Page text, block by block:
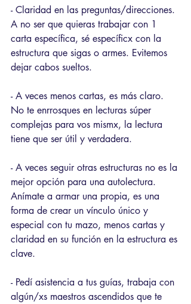
- Claridad en las preguntas/direcciones.
A no ser que quieras trabajar con 1
carta específica, sé específicx con la
estructura que sigas o armes. Evitemos
dejar cabos sueltos.
- A veces menos cartas, es más claro.
No te enrrosques en lecturas súper
complejas para vos mismx, la lectura
tiene que ser útil y verdadera.
- A veces seguir otras estructuras no es la
mejor opción para una autolectura.
Anímate a armar una propia, es una
forma de crear un vínculo único y
especial con tu mazo, menos cartas y
claridad en su función en la estructura es
clave.
- Pedí asistencia a tus guías, trabaja con
algún/xs maestros ascendidos que te